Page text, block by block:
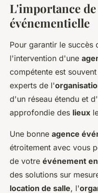
L'importance
événementielle
Pour garantir le succès
l'intervention d'une
compétente est
experts de l'
d'un réseau étendu et
approfondie des lieux
Une bonne agence
étroitement avec vous
de votre événement
des solutions sur
location de salle, l'